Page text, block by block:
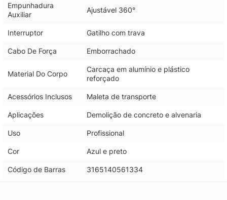
Empunhadura
Auxiliar
Ajustável 360°
Interruptor Gatilho com trava
Cabo De Força Emborrachado
Material Do Corpo
Carcaça em alumínio e plástico
reforçado
Acessórios Inclusos Maleta de transporte
Aplicações Demolição de concreto e alvenaria
Uso Profissional
Cor Azul e preto
Código de Barras 3165140561334